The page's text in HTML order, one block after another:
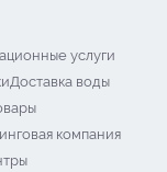
услуги
Доставка воды
компания